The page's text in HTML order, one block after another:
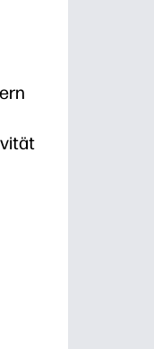
oder
Stress und
die Geduld